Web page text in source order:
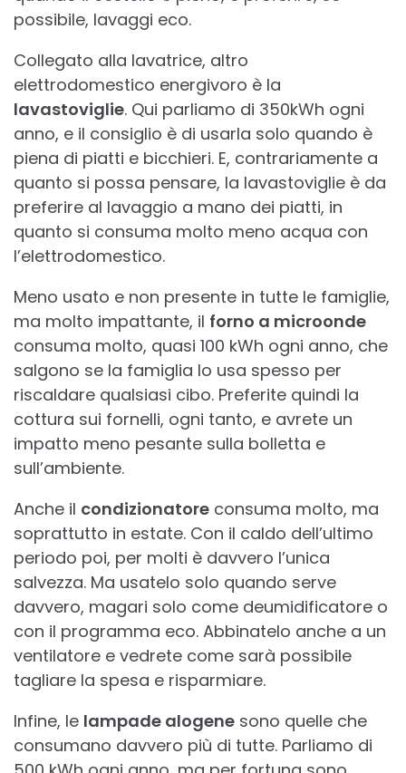
possibile, lavaggi eco.
Collegato alla lavatrice, altro
elettrodomestico energivoro è la
lavastoviglie. Qui parliamo di 350kWh ogni
anno, e il consiglio è di usarla solo quando è
piena di piatti e bicchieri. E, contrariamente a
quanto si possa pensare, la lavastoviglie è da
preferire al lavaggio a mano dei piatti, in
quanto si consuma molto meno acqua con
l’elettrodomestico.
Meno usato e non presente in tutte le famiglie,
ma molto impattante, il forno a microonde
consuma molto, quasi 100 kWh ogni anno, che
salgono se la famiglia lo usa spesso per
riscaldare qualsiasi cibo. Preferite quindi la
cottura sui fornelli, ogni tanto, e avrete un
impatto meno pesante sulla bolletta e
sull’ambiente.
Anche il condizionatore consuma molto, ma
soprattutto in estate. Con il caldo dell’ultimo
periodo poi, per molti è davvero l’unica
salvezza. Ma usatelo solo quando serve
davvero, magari solo come deumidificatore o
con il programma eco. Abbinatelo anche a un
ventilatore e vedrete come sarà possibile
tagliare la spesa e risparmiare.
Infine, le lampade alogene sono quelle che
consumano davvero più di tutte. Parliamo di